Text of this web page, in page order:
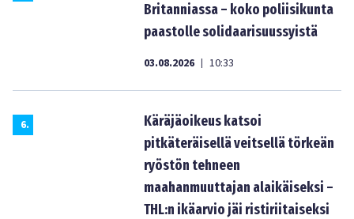
Britanniassa – koko poliisikunta
paastolle solidaarisuussyistä
03.08.2026 | 10:33
6.
Käräjäoikeus katsoi
pitkäteräisellä veitsellä törkeän
ryöstön tehneen
maahanmuuttajan alaikäiseksi –
THL:n ikäarvio jäi ristiriitaiseksi